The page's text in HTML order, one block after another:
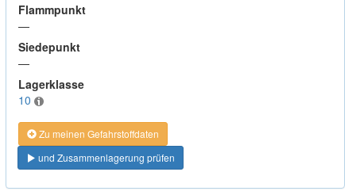
Flammpunkt
—
Siedepunkt
—
Lagerklasse
10
Zu meinen Gefahrstoffdaten
und Zusammenlagerung prüfen